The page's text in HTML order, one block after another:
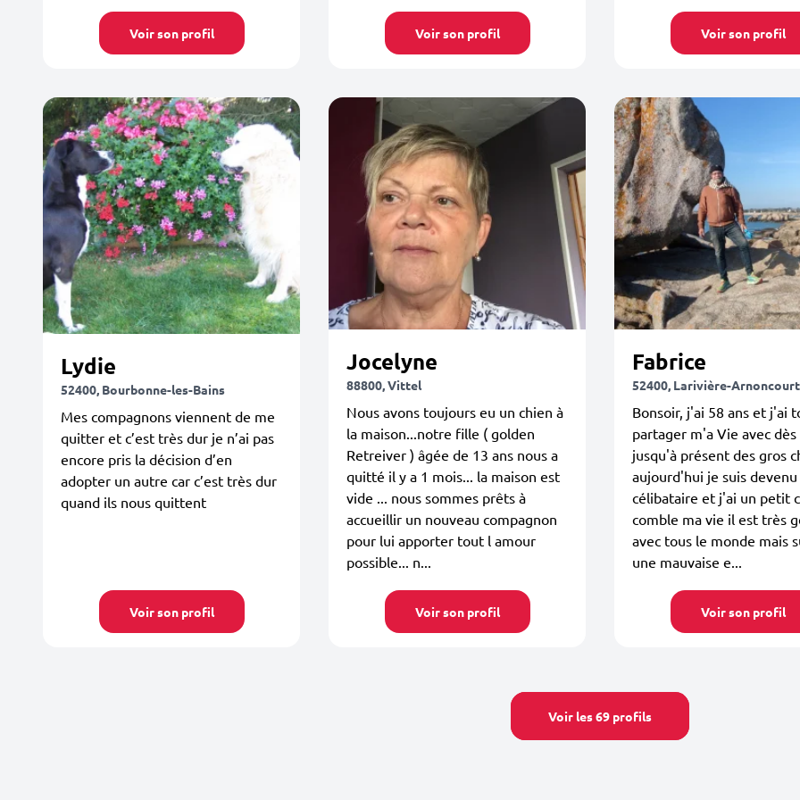
Voir son profil Voir son profil Voir son profil
Lydie
52400, Bourbonne-les-Bains
Mes compagnons viennent de me
quitter et c’est très dur je n’ai pas
encore pris la décision d’en
adopter un autre car c’est très dur
quand ils nous quittent
Voir son profil
Jocelyne
88800, Vittel
Nous avons toujours eu un chien à
la maison...notre fille ( golden
Retreiver ) âgée de 13 ans nous a
quitté il y a 1 mois... la maison est
vide ... nous sommes prêts à
accueillir un nouveau compagnon
pour lui apporter tout l amour
possible... n...
Voir son profil
Fabrice
52400, Larivière-Arnoncourt
Bonsoir, j'ai 58 ans et j'ai
partager m'a Vie avec dès
jusqu'à présent des gros
aujourd'hui je suis devenu
célibataire et j'ai un petit
comble ma vie il est très
avec tous le monde mais
une mauvaise e...
Voir son profil
Voir les 69 profils